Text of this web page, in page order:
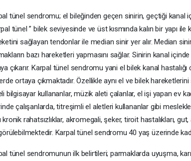
tünel sendromu; el bileğinden geçen sinirin, geçtiği kanal
tünel ” bilek seviyesinde ve üst kısmında kalın bir yapı ile
sağlayan tendonlar ile median sinir yer alır. Median
bazı hareketleri yapmasını sağlar. Sinirin kanal
çıkarır. Karpal tünel sendromu yani el bilek kanal
ortaya çıkmaktadır. Özellikle aynı el ve bilek
bilgisayar kullananlar, müzik aleti çalanlar, el işi yapan ev
çalışanlarda, titreşimli el aletleri kullananlar gibi
kronik rahatsızlıklar, akromegali, şeker, tiroit hastalıkları,
Karpal tünel sendromu 40 yaş üzerinde
tünel sendromunun ilk belirtileri; parmaklarda uyuşma,